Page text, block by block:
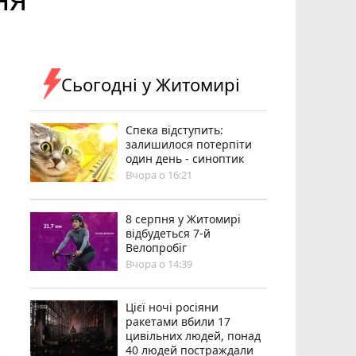
Сьогодні у Житомирі
Спека відступить:
залишилося потерпіти
один день - синоптик
Вчора о 16:21
8 серпня у Житомирі
відбудеться 7-й
Велопробіг
Вчора о 14:39
Цієї ночі росіяни
ракетами вбили 17
цивільних людей, понад
40 людей постраждали